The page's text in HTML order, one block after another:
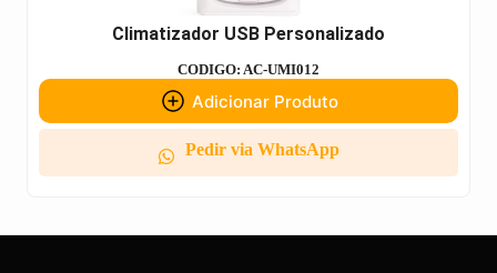
Climatizador USB Personalizado
CODIGO: AC-UMI012
Adicionar Produto
Pedir via WhatsApp